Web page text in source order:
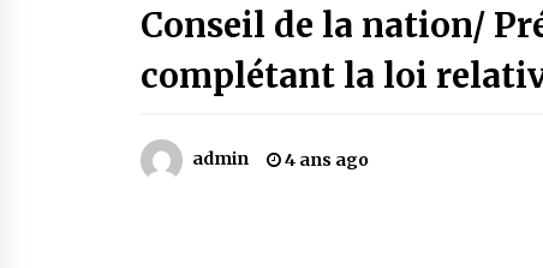
4 ans ago
Mythes et croyances / L’hospitalité
Conseil de la nation/
complétant la loi
admin 4 ans ago